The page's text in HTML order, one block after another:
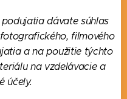
dávate súhlas
filmového
a na použitie týchto
na vzdelávacie a
účely.